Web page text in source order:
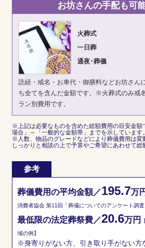
お坊さんの手配も可
火葬式
一日葬
通夜･葬儀
読経・戒名・お車代・御膳料などお坊さん
ち全てを含んだ金額です。※火葬式のみ戒
ラン別費用です。
※上記は必要なものを含めた総額費用の目安金額
場合」～「一般的な金額帯」までを示しています。
※人数、物品のグレードなどにより葬儀費用は変
しっかりと相談の上で予算やご希望にあわせて総
参考
葬儀費用の平均金額／195.7万
消費者協会 第11回「葬儀についてのアンケート調査
最低限の法定葬祭費／20.6万円
域の例】
※身寄りがない方、引き取り手がない方